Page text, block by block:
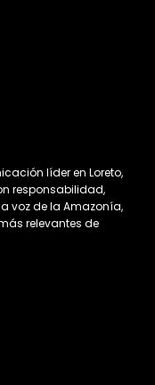
líder en Loreto,
responsabilidad,
voz de la Amazonía,
relevantes de